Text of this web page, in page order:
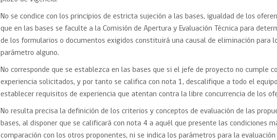
API de Mercado Público
Emergencias
Gestión de Contratos
Compras públicas con
No se condice con los principios de estricta sujeción a las bases, igualdad de los
que en las bases se faculte a la Comisión de Apertura y Evaluación Técnica para
de los formularios o documentos exigidos constituirá una causal de eliminación para
parámetro alguno.
No corresponde que se establezca en las bases que si el jefe de proyecto no cumple
experiencia solicitados, y por tanto se califica con nota 1, descalifique a todo el
establecer requisitos de experiencia que atentan contra la libre concurrencia de los
No resulta precisa la definición de los criterios y conceptos de evaluación de las
bases, al disponer que se calificará con nota 4 a aquél que presente las condiciones
comparación con los otros proponentes, ni se indica los parámetros para la